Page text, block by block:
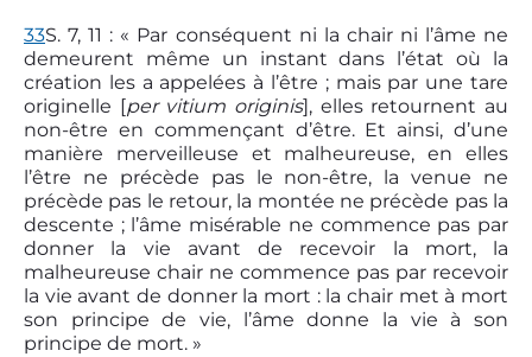
33S. 7, 11 : « Par conséquent ni la chair ni l’âme ne
demeurent même un instant dans l’état où la
création les a appelées à l’être ; mais par une tare
originelle [per vitium originis], elles retournent au
non-être en commençant d’être. Et ainsi, d’une
manière merveilleuse et malheureuse, en elles
l’être ne précède pas le non-être, la venue ne
précède pas le retour, la montée ne précède pas la
descente ; l’âme misérable ne commence pas par
donner la vie avant de recevoir la mort, la
malheureuse chair ne commence pas par recevoir
la vie avant de donner la mort : la chair met à mort
son principe de vie, l’âme donne la vie à son
principe de mort. »